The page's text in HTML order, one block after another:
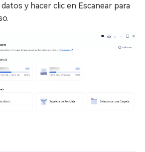
y hacer clic en Escanear para